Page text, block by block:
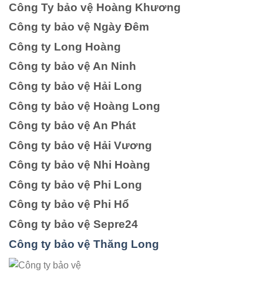
Công Ty bảo vệ Hoàng Khương
Công ty bảo vệ Ngày Đêm
Công ty Long Hoàng
Công ty bảo vệ An Ninh
Công ty bảo vệ Hải Long
Công ty bảo vệ Hoàng Long
Công ty bảo vệ An Phát
Công ty bảo vệ Hải Vương
Công ty bảo vệ Nhi Hoàng
Công ty bảo vệ Phi Long
Công ty bảo vệ Phi Hổ
Công ty bảo vệ Sepre24
Công ty bảo vệ Thăng Long